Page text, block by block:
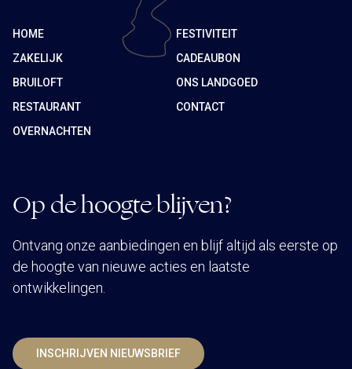
HOME
FESTIVITEIT
ZAKELIJK
CADEAUBON
BRUILOFT
ONS LANDGOED
RESTAURANT
CONTACT
OVERNACHTEN
Op de hoogte blijven?
Ontvang onze aanbiedingen en blijf altijd als eerste op
de hoogte van nieuwe acties en laatste
ontwikkelingen.
INSCHRIJVEN NIEUWSBRIEF